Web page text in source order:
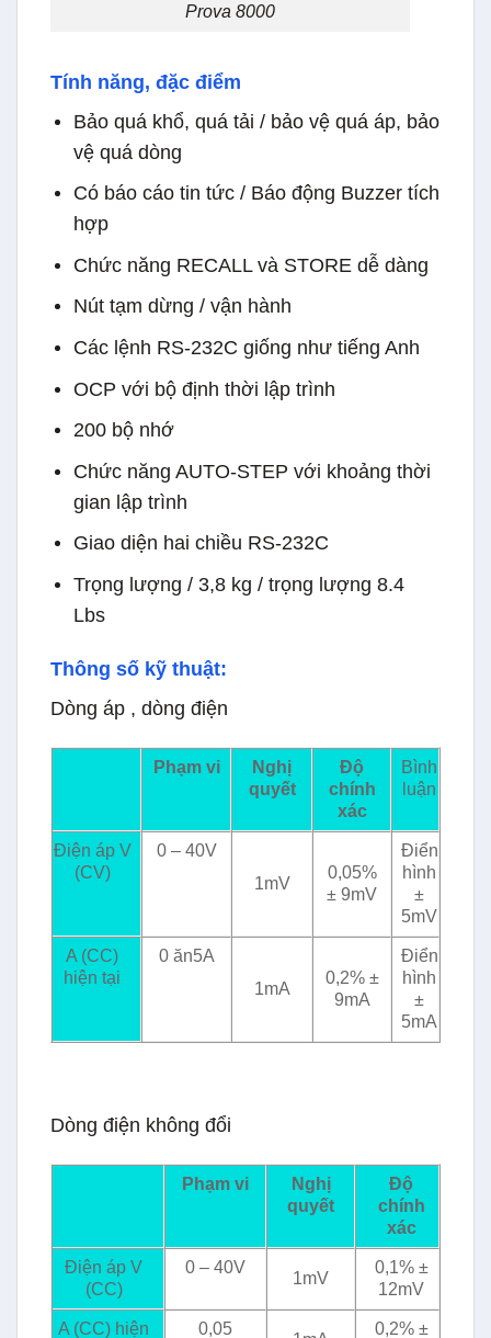
Prova 8000
Tính năng, đặc điểm
Bảo quá khổ, quá tải / bảo vệ quá áp, bảo
vệ quá dòng
Có báo cáo tin tức / Báo động Buzzer tích
hợp
Chức năng RECALL và STORE dễ dàng
Nút tạm dừng / vận hành
Các lệnh RS-232C giống như tiếng Anh
OCP với bộ định thời lập trình
200 bộ nhớ
Chức năng AUTO-STEP với khoảng thời
gian lập trình
Giao diện hai chiều RS-232C
Trọng lượng / 3,8 kg / trọng lượng 8.4
Lbs
Thông số kỹ thuật:
Dòng áp , dòng điện
Phạm vi
Nghị
quyết
Độ
chính
xác
Bình
luận
Điện áp V
(CV)
0 – 40V
1mV
0,05%
± 9mV
Điển
hình
±
5mV
A (CC)
hiện tại
0 ăn5A
1mA
0,2% ±
9mA
Điển
hình
±
5mA
Dòng điện không đổi
Phạm vi
Nghị
quyết
Độ
chính
xác
Điện áp V
(CC)
0 – 40V
1mV
0,1% ±
12mV
A (CC) hiện 0,05 0,2% ±